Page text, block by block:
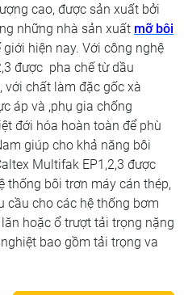
cao, được sản xuất bởi
những nhà sản xuất mỡ bôi
hiện nay. Với công nghệ
được pha chế từ dầu
với chất làm đặc gốc xà
áp và ,phụ gia chống
đới hóa hoàn toàn để phù
giúp cho khả năng bôi
Multifak EP1,2,3 được
thống bôi trơn máy cán thép,
cầu cho các hệ thống bơm
hoặc ổ trượt tải trọng nặng
bao gồm tải trọng va